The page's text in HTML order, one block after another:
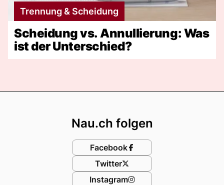
Trennung & Scheidung
Scheidung vs. Annullierung: Was
ist der Unterschied?
Nau.ch folgen
Facebook
Twitter
Instagram